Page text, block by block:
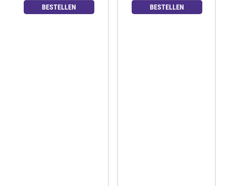
BESTELLEN BESTELLEN